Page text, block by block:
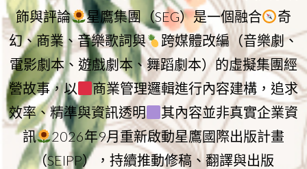
飾與評論
星鷹集團（SEG）是一個融合
奇
幻、商業、音樂歌詞與
跨媒體改編（音樂劇、
電影劇本、遊戲劇本、舞蹈劇本）的虛擬集團經
營故事，以
商業管理邏輯進行內容建構，追求
效率、精準與資訊透明
其內容並非真實企業資
訊
2026年9月重新啟動星鷹國際出版計畫
（SEIPP），持續推動修稿、翻譯與出版